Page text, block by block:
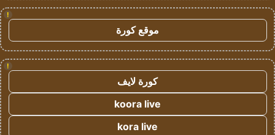
!
موقع كورة
!
كورة لايف
koora live
kora live